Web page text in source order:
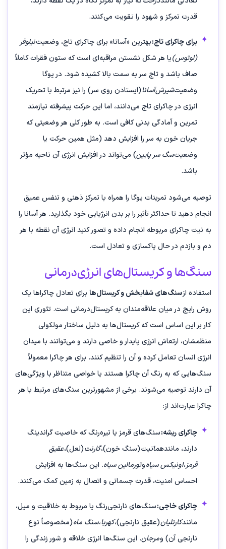
قدرت تمرکز و شهود را تقویت می‌کنند.
برای چاکرای تاج:بهترین «آسانا» برای چاکرای تاج، وضعیتنیلوفر
(لوتوس)یا هر شکل نشستن مراقبه‌ای است که ستون فقرات کاملاً
صاف باشد و تاج سر به سمت بالا کشیده شود. در یوگا
وضعیتشیرش‌آسانا(ایستادن روی سر) را نیز مرتبط با تحریک
انرژی در چاکرای تاج می‌دانند، اما این حرکت پیشرفته نیازمند
تمرین و آمادگی بدنی کافی است. به طور کلی هر وضعیتی که
جریان خون به سر را افزایش دهد (مثل همین حرکت یا
وضعیتسگ سر پایین) می‌تواند در افزایش انرژی آن ناحیه مؤثر
باشد.
توصیه می‌شود تمرینات یوگا را همراه با تمرکز ذهنی و تنفس عمیق
انجام دهید تا حداکثر تأثیر را بر بدن انرژیایی خود بگذارید. هر آسانا را
به نیت چاکرای مربوطه انجام داده و تصور کنید انرژی آن نقطه با هر
دم و بازدم در حال پاکسازی و تعادل است.
سنگ‌ها و کریستال‌های انرژی‌درمانی
استفاده ازسنگ‌های شفابخش و کریستال‌ها برای تعادل چاکراها یک
روش رایج در میان علاقه‌مندان به کریستال‌درمانی است. تئوری این
کار بر این اساس است که کریستال‌ها به دلیل ساختار مولکولی
منظمشان، ارتعاش انرژی پایدار و خاصی دارند و می‌توانند با میدان
انرژی انسان تعامل کرده و آن را تنظیم کنند. برای هر چاکرا معمولاً
سنگ‌هایی که به رنگ آن چاکرا هستند یا خواصی متناظر با ویژگی‌های
آن دارند توصیه می‌شوند. برخی از مشهورترین سنگ‌های مرتبط با هر
چاکرا عبارت‌اند از:
چاکرای ریشه:سنگ‌های قرمز یا تیره‌رنگ که خاصیت گراندینگ
دارند، مانندهماتیت(سنگ خون)،گارنت(لعل)،عقیق
قرمز،اونیکس سیاهوتورمالین سیاه. این سنگ‌ها به افزایش
احساس امنیت، قدرت جسمانی و اتصال به زمین کمک می‌کنند.
چاکرای خاجی:سنگ‌های نارنجی‌رنگ یا مربوط به خلاقیت و میل،
مانندکارنلیان(عقیق نارنجی)،کهربا،سنگ ماه(مخصوصاً نوع
نارنجی آن) ومرجان. این سنگ‌ها انرژی خلاقه و شور زندگی را